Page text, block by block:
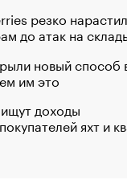
резко нарастил
до атак на
новый способ
им это
доходы
яхт и